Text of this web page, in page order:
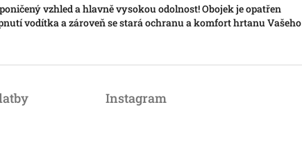
vzhled a hlavně vysokou odolnost! Obojek je opatřen
vodítka a zároveň se stará ochranu a komfort hrtanu Vašeho
Instagram